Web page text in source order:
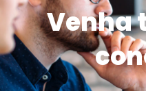
Venha